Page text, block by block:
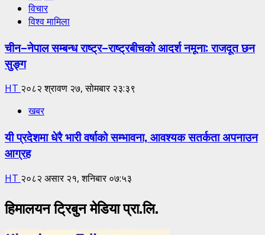
विचार
विश्व मामिला
चीन–नेपाल सम्बन्ध राष्ट्र–राष्ट्रबीचको आदर्श नमूना: राजदूत छन
सुङ्ग
HT २०८२ श्रावण २७, सोमबार २३:३९
खबर
यी प्रदेशमा धेरै भारी वर्षाको सम्भावना, आवश्यक सतर्कता अपनाउन
आग्रह
HT २०८२ असार २१, शनिबार ०७:५३
हिमालयन ट्रिबुन मेडिया प्रा.लि.